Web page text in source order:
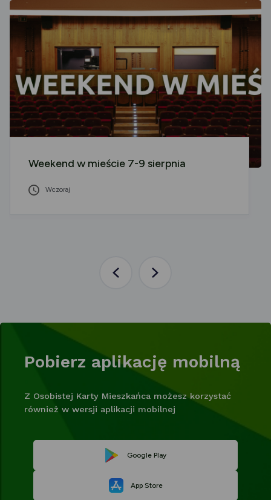
Weekend w mieście 7-9 sierpnia
Wczoraj
PoprzedniaNastępna
Pobierz aplikację mobilną
Z Osobistej Karty Mieszkańca możesz korzystać
również w wersji aplikacji mobilnej
Google PlayLink
App StoreLink